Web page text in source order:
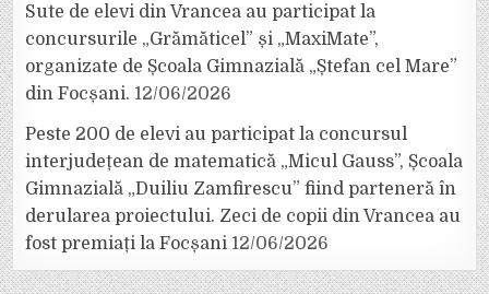
Sute de elevi din Vrancea au participat la
concursurile „Grămăticel” și „MaxiMate”,
organizate de Școala Gimnazială „Ștefan cel Mare”
din Focșani. 12/06/2026
Peste 200 de elevi au participat la concursul
interjudețean de matematică „Micul Gauss”, Școala
Gimnazială „Duiliu Zamfirescu” fiind parteneră în
derularea proiectului. Zeci de copii din Vrancea au
fost premiați la Focșani 12/06/2026